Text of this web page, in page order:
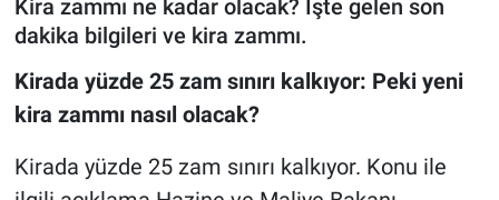
Kira zammı ne kadar olacak? İşte gelen son
dakika bilgileri ve kira zammı.
Kirada yüzde 25 zam sınırı kalkıyor: Peki yeni
kira zammı nasıl olacak?
Kirada yüzde 25 zam sınırı kalkıyor. Konu ile